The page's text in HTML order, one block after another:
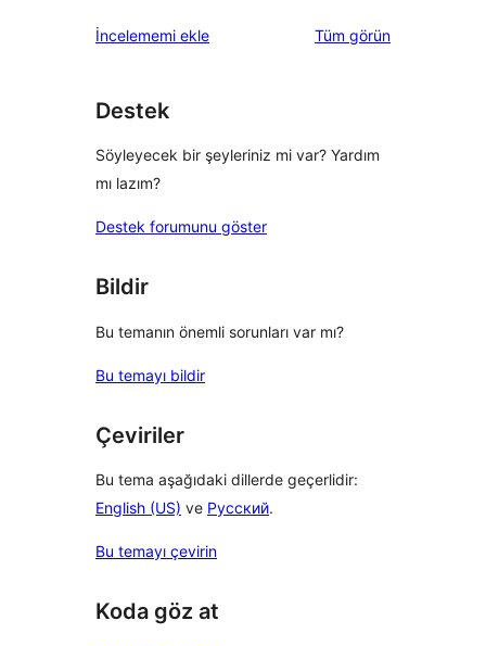
inceleme
yıldızlı
İncelememi ekle Tüm değerlendirmeleri
görün
Destek
Söyleyecek bir şeyleriniz mi var? Yardım
mı lazım?
Destek forumunu göster
Bildir
Bu temanın önemli sorunları var mı?
Bu temayı bildir
Çeviriler
Bu tema aşağıdaki dillerde geçerlidir:
English (US) ve Русский.
Bu temayı çevirin
Koda göz at